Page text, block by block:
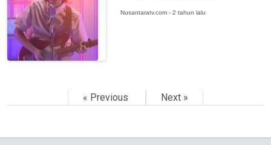
Nusantaratv.com - 2 tahun lalu
« Previous Next »